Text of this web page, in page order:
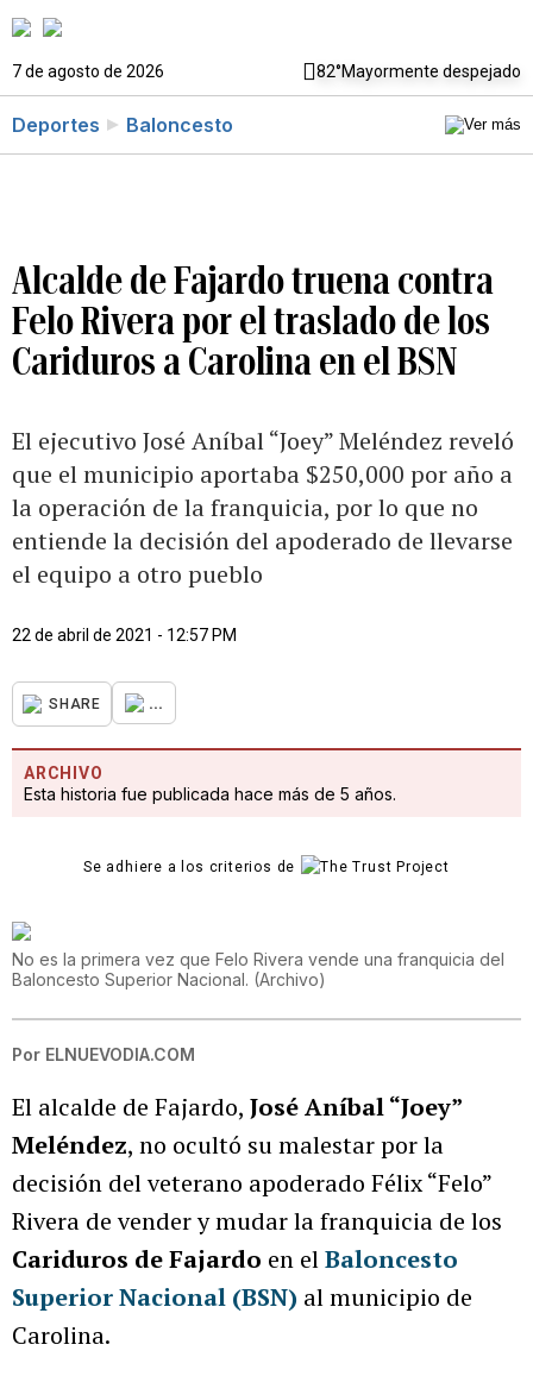
7 de agosto de 2026 82°Mayormente despejado
Deportes Baloncesto
Alcalde de Fajardo truena contra
Felo Rivera por el traslado de los
Cariduros a Carolina en el BSN
El ejecutivo José Aníbal “Joey” Meléndez reveló
que el municipio aportaba $250,000 por año a
la operación de la franquicia, por lo que no
entiende la decisión del apoderado de llevarse
el equipo a otro pueblo
22 de abril de 2021 - 12:57 PM
SHARE ...
ARCHIVO
Esta historia fue publicada hace más de 5 años.
Se adhiere a los criterios de
No es la primera vez que Felo Rivera vende una franquicia del
Baloncesto Superior Nacional. (Archivo)
Por ELNUEVODIA.COM
El alcalde de Fajardo, José Aníbal “Joey”
Meléndez, no ocultó su malestar por la
decisión del veterano apoderado Félix “Felo”
Rivera de vender y mudar la franquicia de los
Cariduros de Fajardo en elBaloncesto
Superior Nacional (BSN) al municipio de
Carolina.